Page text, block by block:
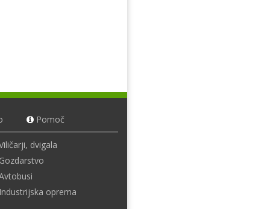
Pomoč
dvigala
oprema